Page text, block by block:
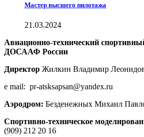
Мастер высшего пилотажа
21.03.2024
Авиационно-технический
ДОСААФ России
Директор Жилкин Владимир
e mail: pr-atsksapsan@yandex.ru
Аэродром: Безденежных Михаил
Спортивно-техническое
(909) 212 20 16